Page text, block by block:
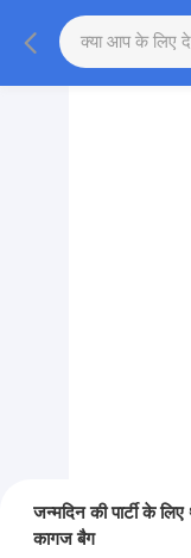
जन्मदिन की पार्टी के
कागज बैग